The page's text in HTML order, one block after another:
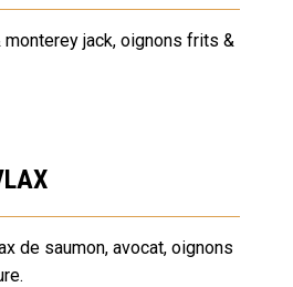
monterey jack, oignons frits &
de saumon, avocat, oignons